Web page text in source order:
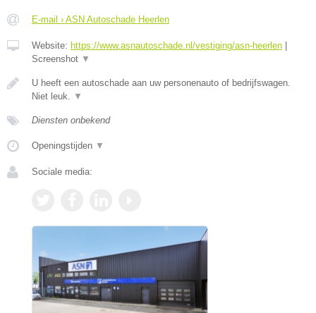
E-mail › ASN Autoschade Heerlen
Website: https://www.asnautoschade.nl/vestiging/asn-heerlen
Screenshot ▼
U heeft een autoschade aan uw personenauto of bedrijfswagen.
Niet leuk. ▼
Diensten onbekend
Openingstijden ▼
Sociale media: